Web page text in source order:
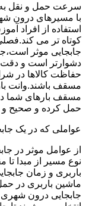
سرعت حمل و نقل به
با مسیرهای درون
استفاده از افراد
کوتاه تر می
جابجایی موثر
دشوارتر است و دقت
حفاظت کالاها در
مسقف باشند.وانت
مسقف بارهای شما
حمل کرده و صحیح و
عواملی که در یک
از عوامل موثر در
نوع مسیر از مبدا
باربری و زمان
ماشین باربری در
جابجایی درون